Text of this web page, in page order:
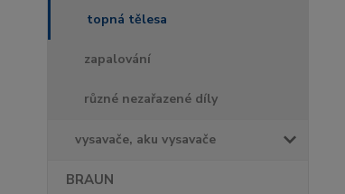
topná tělesa
zapalování
různé nezařazené díly
vysavače, aku vysavače
BRAUN